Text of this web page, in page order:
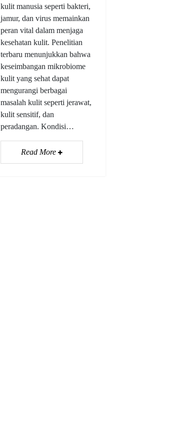
kulit manusia seperti bakteri,
jamur, dan virus memainkan
peran vital dalam menjaga
kesehatan kulit. Penelitian
terbaru menunjukkan bahwa
keseimbangan mikrobiome
kulit yang sehat dapat
mengurangi berbagai
masalah kulit seperti jerawat,
kulit sensitif, dan
peradangan. Kondisi…
Read More